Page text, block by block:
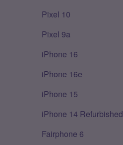
Pixel 10
Pixel 9a
iPhone 16
iPhone 16e
iPhone 15
iPhone 14 Refurbished
Fairphone 6